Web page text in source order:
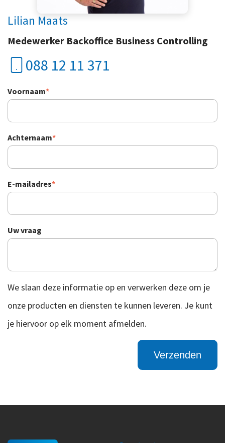
Lilian Maats
Medewerker Backoffice Business Controlling
088 12 11 371
Voornaam*
Achternaam*
E-mailadres*
Uw vraag
We slaan deze informatie op en verwerken deze om je
onze producten en diensten te kunnen leveren. Je kunt
je hiervoor op elk moment afmelden.